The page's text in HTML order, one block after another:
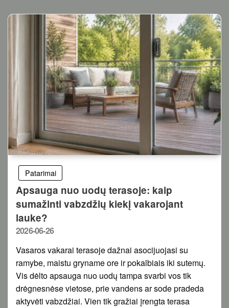
Patarimai
Apsauga nuo uodų terasoje: kaip
sumažinti vabzdžių kiekį vakarojant
lauke?
Posted
2026-06-26
Vasaros vakarai terasoje dažnai asocijuojasi su
ramybe, maistu gryname ore ir pokalbiais iki sutemų.
Vis dėlto apsauga nuo uodų tampa svarbi vos tik
drėgnesnėse vietose, prie vandens ar sode pradeda
aktyvėti vabzdžiai. Vien tik gražiai įrengta terasa